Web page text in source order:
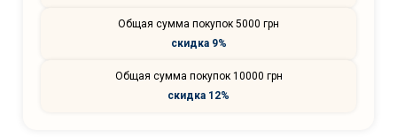
Общая сумма покупок 5000 грн
скидка 9%
Общая сумма покупок 10000 грн
скидка 12%